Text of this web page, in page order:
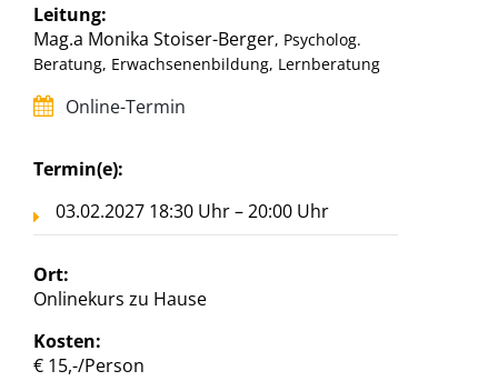
Leitung:
Mag.a Monika Stoiser-Berger, Psycholog.
Beratung, Erwachsenenbildung, Lernberatung
Online-Termin
Termin(e):
03.02.2027 18:30 Uhr – 20:00 Uhr
Ort:
Onlinekurs zu Hause
Kosten:
€ 15,-/Person